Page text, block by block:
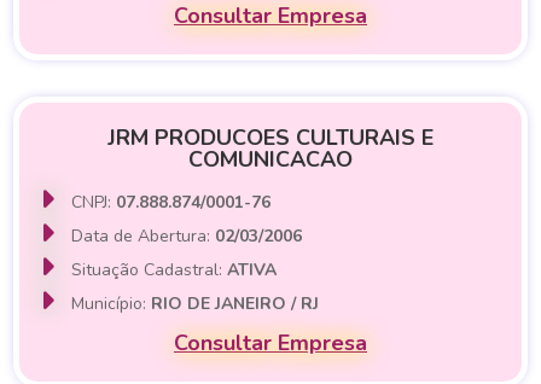
Consultar Empresa
JRM PRODUCOES CULTURAIS E
COMUNICACAO
CNPJ: 07.888.874/0001-76
Data de Abertura: 02/03/2006
Situação Cadastral:ATIVA
Município: RIO DE JANEIRO / RJ
Consultar Empresa